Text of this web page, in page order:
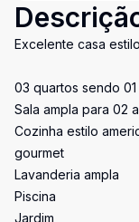
Excelente casa
03 quartos sendo
Sala ampla para 02
Cozinha estilo
gourmet
Lavanderia ampla
Piscina
Jardim